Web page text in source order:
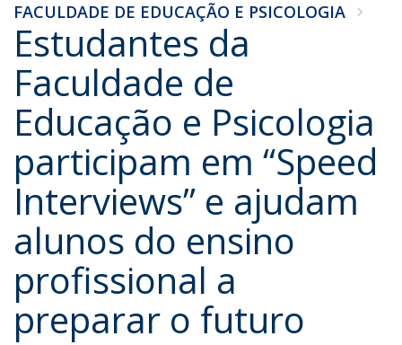
FACULDADE DE EDUCAÇÃO E PSICOLOGIA
Estudantes da
Faculdade de
Educação e Psicologia
participam em “Speed
Interviews” e ajudam
alunos do ensino
profissional a
preparar o futuro